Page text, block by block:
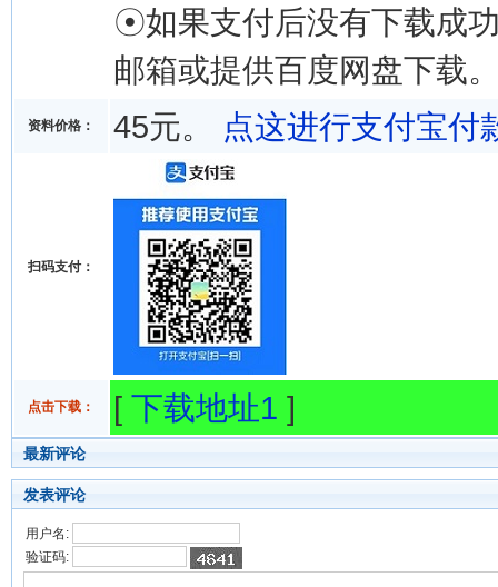
☉如果支付后没有下载成
邮箱或提供百度网盘下载
资料价格： 45元。 点这进行支付宝付
扫码支付：
点击下载： [ 下载地址1 ]
最新评论
发表评论
用户名:
验证码: